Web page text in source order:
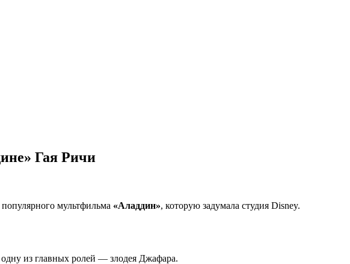
Гая Ричи
мультфильма «Аладдин», которую задумала студия Disney.
одну из главных ролей — злодея Джафара.